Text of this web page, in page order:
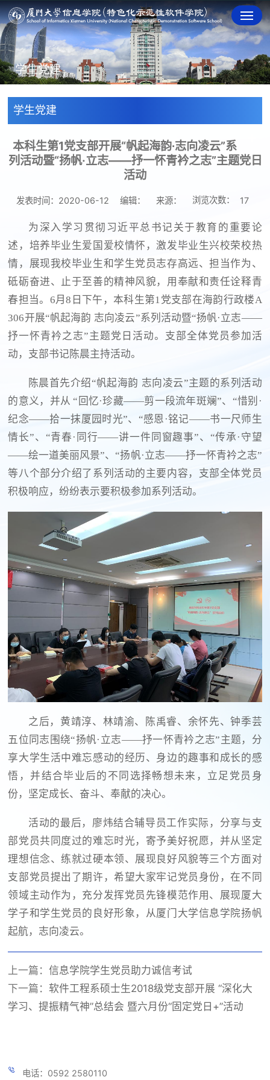
学生党建
学生党建
本科生第1党支部开展“帆起海韵∙志向凌云”系
列活动暨“扬帆·立志——抒一怀青衿之志”主题党日
活动
发表时间：2020-06-12 编辑： 来源： 浏览次数： 17
为深入学习贯彻习近平总书记关于教育的重要论
述，培养毕业生爱国爱校情怀，激发毕业生兴校荣校热
情，展现我校毕业生和学生党员志存高远、担当作为、
砥砺奋进、止于至善的精神风貌，用奉献和责任诠释青
春担当。6月8日下午，本科生第1党支部在海韵行政楼A
306开展“帆起海韵 志向凌云”系列活动暨“扬帆·立志——
抒一怀青衿之志”主题党日活动。支部全体党员参加活
动，支部书记陈晨主持活动。
陈晨首先介绍“帆起海韵 志向凌云”主题的系列活动
的意义，并从 “回忆·珍藏——剪一段流年斑斓”、“惜别·
纪念——拾一抹厦园时光”、“感恩·铭记——书一尺师生
情长”、“青春·同行——讲一件同窗趣事”、“传承·守望
——绘一道美丽风景”、“扬帆·立志——抒一怀青衿之志”
等八个部分介绍了系列活动的主要内容，支部全体党员
积极响应，纷纷表示要积极参加系列活动。
之后，黄靖淳、林靖渝、陈禹睿、余怀先、钟季芸
五位同志围绕“扬帆·立志——抒一怀青衿之志”主题，分
享大学生活中难忘感动的经历、身边的趣事和成长的感
悟，并结合毕业后的不同选择畅想未来，立足党员身
份，坚定成长、奋斗、奉献的决心。
活动的最后，廖炜结合辅导员工作实际，分享与支
部党员共同度过的难忘时光，寄予美好祝愿，并从坚定
理想信念、练就过硬本领、展现良好风貌等三个方面对
支部党员提出了期许，希望大家牢记党员身份，在不同
领域主动作为，充分发挥党员先锋模范作用、展现厦大
学子和学生党员的良好形象，从厦门大学信息学院扬帆
起航，志向凌云。
上一篇：信息学院学生党员助力诚信考试
下一篇：软件工程系硕士生2018级党支部开展 “深化大
学习、提振精气神”总结会 暨六月份“固定党日+”活动
电话：0592 2580110